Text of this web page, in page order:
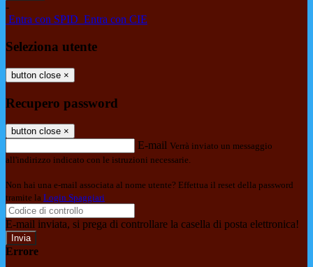
-
Entra con SPID Entra con CIE
Seleziona utente
button close ×
Recupero password
button close ×
E-mail Verrà inviato un messaggio
all'indirizzo indicato con le istruzioni necessarie.
Non hai una e-mail associata al nome utente? Effettua il reset della password
tramite la Login Spaggiari
E-mail inviata, si prega di controllare la casella di posta elettronica!
Errore